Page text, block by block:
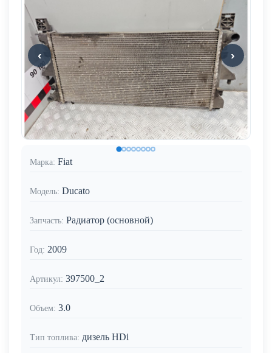
Марка: Fiat
Модель: Ducato
Запчасть: Радиатор (основной)
Год: 2009
Артикул: 397500_2
Объем: 3.0
Тип топлива: дизель HDi